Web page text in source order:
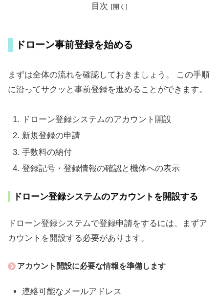
目次
ドローン事前登録を始める
まずは全体の流れを確認しておきましょう。 この手順
に沿ってサクッと事前登録を進めることができます。
ドローン登録システムのアカウント開設
新規登録の申請
手数料の納付
登録記号・登録情報の確認と機体への表示
ドローン登録システムのアカウントを開設する
ドローン登録システムで登録申請をするには、まずア
カウントを開設する必要があります。
アカウント開設に必要な情報を準備します
連絡可能なメールアドレス